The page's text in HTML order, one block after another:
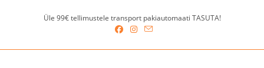
Üle 99€ tellimustele transport pakiautomaati TASUTA!